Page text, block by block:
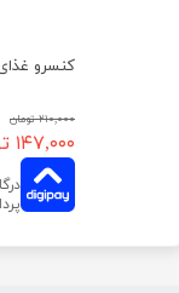
۲۱۰,۰۰۰ تومان
۱۴۷,۰۰۰ تومان